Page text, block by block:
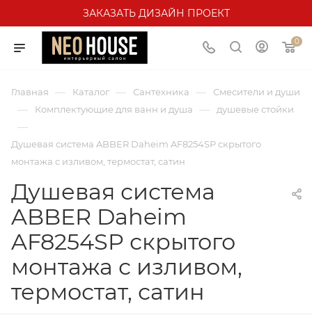
ЗАКАЗАТЬ ДИЗАЙН ПРОЕКТ
0
Главная — Каталог — Сантехника — Смесители и души
— Комплектующие для ванн и душа — душевые стойки
—
Душевая система ABBER Daheim AF8254SP скрытого
монтажа с изливом, термостат, сатин
Душевая система
ABBER Daheim
AF8254SP скрытого
монтажа с изливом,
термостат, сатин